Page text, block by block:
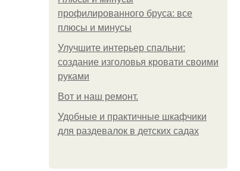
профилированного бруса: все
плюсы и минусы
Улучшите интерьер спальни:
создание изголовья кровати своими
руками
Boт и наш ремoнт.
Удобные и практичные шкафчики
для раздевалок в детских садах